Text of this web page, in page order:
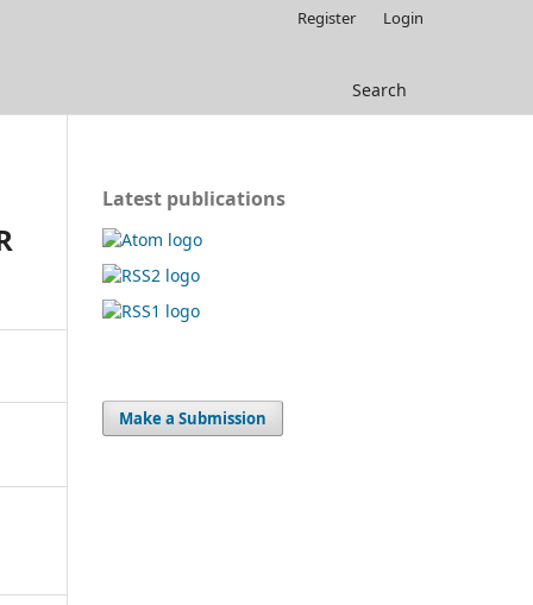
Search
Register Login
Latest publications
Make a Submission